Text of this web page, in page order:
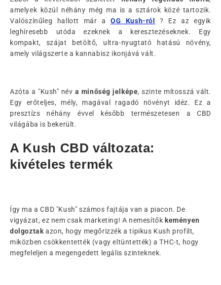
amelyek közül néhány még ma is a sztárok közé tartozik.
Valószínűleg hallott már aOG Kush-ról
? Ez az egyik
leghíresebb utóda ezeknek a keresztezéseknek. Egy
kompakt, szájat betöltő, ultra-nyugtató hatású növény,
amely világszerte a kannabisz ikonjává vált.
Azóta a "Kush" név a minőség jelképe, szinte mítosszá vált.
Egy erőteljes, mély, magával ragadó növényt idéz. Ez a
presztízs néhány évvel később természetesen a CBD
világába is bekerült.
A Kush CBD változata:
kivételes termék
Így ma a CBD "Kush" számos fajtája van a piacon. De
vigyázat, ez nem csak marketing! A nemesítők keményen
dolgoztak azon, hogy megőrizzék a tipikus Kush profilt,
miközben csökkentették (vagy eltüntették) a THC-t, hogy
megfeleljen a megengedett legális szinteknek.